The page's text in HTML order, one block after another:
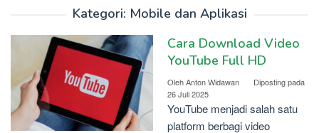
Kategori: Mobile dan Aplikasi
Cara Download Video
YouTube Full HD
OlehAnton Widawan
Diposting pada
26 Juli 2025
YouTube menjadi salah satu
platform berbagi video